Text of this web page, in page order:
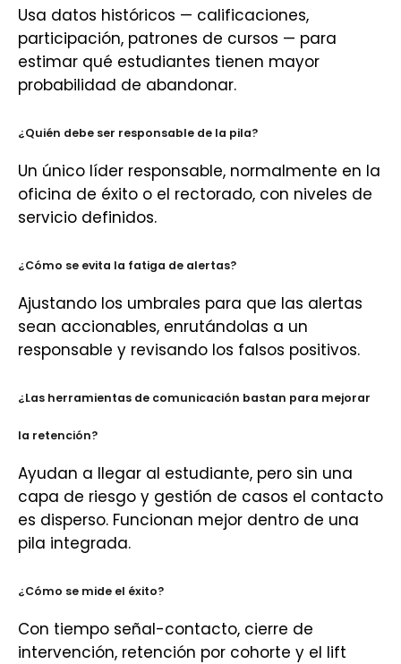
Usa datos históricos — calificaciones,
participación, patrones de cursos — para
estimar qué estudiantes tienen mayor
probabilidad de abandonar.
¿Quién debe ser responsable de la pila?
Un único líder responsable, normalmente en la
oficina de éxito o el rectorado, con niveles de
servicio definidos.
¿Cómo se evita la fatiga de alertas?
Ajustando los umbrales para que las alertas
sean accionables, enrutándolas a un
responsable y revisando los falsos positivos.
¿Las herramientas de comunicación bastan para mejorar
la retención?
Ayudan a llegar al estudiante, pero sin una
capa de riesgo y gestión de casos el contacto
es disperso. Funcionan mejor dentro de una
pila integrada.
¿Cómo se mide el éxito?
Con tiempo señal-contacto, cierre de
intervención, retención por cohorte y el lift